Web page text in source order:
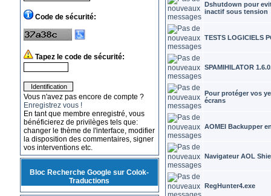
Code de sécurité:
Tapez le code de sécurité:
Vous n'avez pas encore de compte ?
Enregistrez vous !
En tant que membre enregistré, vous
bénéficierez de privilèges tels que:
changer le thème de l'interface, modifier
la disposition des commentaires, signer
vos interventions etc.
Bloc Recherche Google sur Colok-
Traductions
Dshutdown pour
inactif sous tension
TESTS LOGICIELS
SPAMIHILATOR
Pour protéger vos
écrans
AOMEI Backupper
Navigateur AOL
RegHunter4.exe